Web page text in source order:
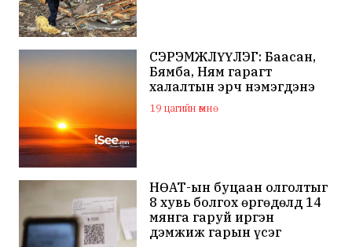
СЭРЭМЖЛҮҮЛЭГ: Баасан,
Бямба, Ням гарагт
халалтын эрч нэмэгдэнэ
19 цагийн өмнө
НӨАТ-ын буцаан олголтыг
8 хувь болгох өргөдөлд 14
мянга гаруй иргэн
дэмжиж гарын үсэг